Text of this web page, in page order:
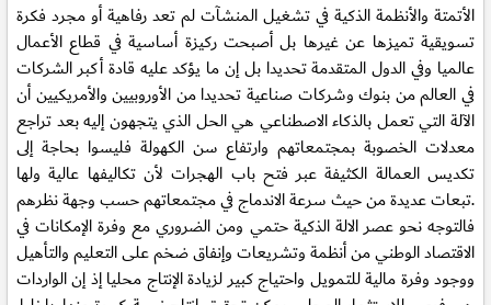
الأتمتة والأنظمة الذكية في تشغيل المنشآت لم تعد رفاهية أو مجرد فكرة
تسويقية تميزها عن غيرها بل أصبحت ركيزة أساسية في قطاع الأعمال
عالميا وفي الدول المتقدمة تحديدا بل إن ما يؤكد عليه قادة أكبر الشركات
في العالم من بنوك وشركات صناعية تحديدا من الأوروبيين والأمريكيين أن
الآلة التي تعمل بالذكاء الاصطناعي هي الحل الذي يتجهون إليه بعد تراجع
معدلات الخصوبة بمجتمعاتهم وارتفاع سن الكهولة فليسوا بحاجة إلى
تكديس العمالة الكثيفة عبر فتح باب الهجرات لأن تكاليفها عالية ولها
تبعات عديدة من حيث سرعة الاندماج في مجتمعاتهم حسب وجهة نظرهم.
فالتوجه نحو عصر الالة الذكية حتمي ومن الضروري مع وفرة الإمكانات في
الاقتصاد الوطني من أنظمة وتشريعات وإنفاق ضخم على التعليم والتأهيل
ووجود وفرة مالية للتمويل واحتياج كبير لزيادة الإنتاج محليا إذ إن الواردات